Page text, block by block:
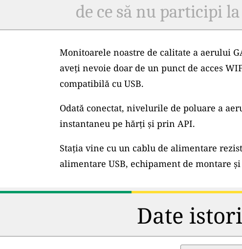
de ce să nu participi
Monitoarele noastre de calitate a aerului
aveți nevoie doar de un punct de acces
compatibilă cu USB.
Odată conectat, nivelurile de poluare a
instantaneu pe hărți și prin API.
Stația vine cu un cablu de alimentare
alimentare USB, echipament de montare
Date